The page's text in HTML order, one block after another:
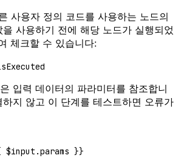
사용자 정의 코드를 사용하는 노드의
사용하기 전에 해당 노드가 실행되었
체크할 수 있습니다:
입력 데이터의 파라미터를 참조합니
지 않고 이 단계를 테스트하면 오류가
params }}